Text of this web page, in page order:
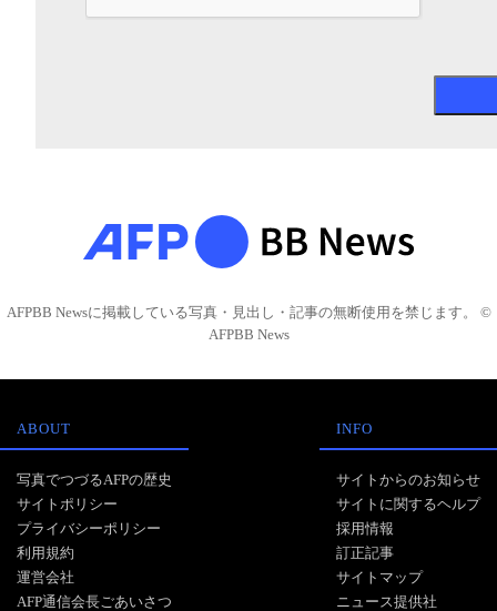
AFPBB Newsに掲載している写真・見出し・記事の無断使用を禁じます。 ©
AFPBB News
ABOUT
写真でつづるAFPの歴史
サイトポリシー
プライバシーポリシー
利用規約
運営会社
AFP通信会長ごあいさつ
INFO
サイトからのお知らせ
サイトに関するヘルプ
採用情報
訂正記事
サイトマップ
ニュース提供社